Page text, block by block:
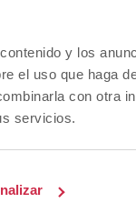
y los
el uso que haga
con otra
servicios.
Eléctrico